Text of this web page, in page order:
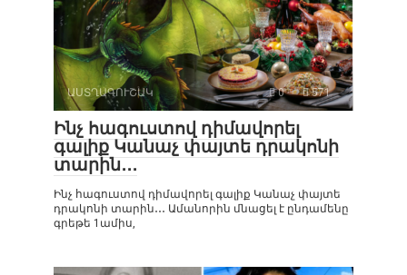
ԱՍՏՂԱԳՈՒՇԱԿ 0 571
Ինչ հագուստով դիմավորել
գալիք Կանաչ փայտե դրակոնի
տարին․․․
Ինչ հագուստով դիմավորել գալիք Կանաչ փայտե
դրակոնի տարին․․․ Ամանորին մնացել է ընդամենը
գրեթե 1ամիս,